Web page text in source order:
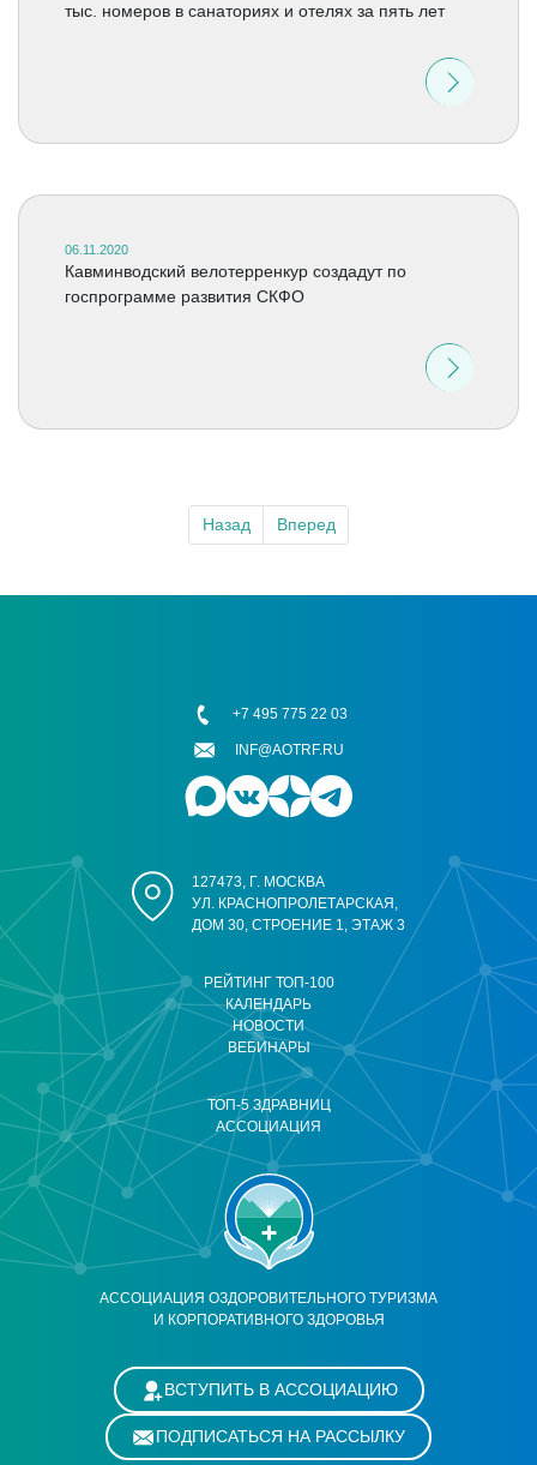
тыс. номеров в санаториях и отелях за пять лет
06.11.2020
Кавминводский велотерренкур создадут по
госпрограмме развития СКФО
Назад Вперед
АССОЦИАЦИЯ ОЗДОРОВИТЕЛЬНОГО ТУРИЗМА
И КОРПОРАТИВНОГО ЗДОРОВЬЯ
РЕЙТИНГ ТОП-100
КАЛЕНДАРЬ
НОВОСТИ
ВЕБИНАРЫ
ТОП-5 ЗДРАВНИЦ
АССОЦИАЦИЯ
127473, Г. МОСКВА
УЛ. КРАСНОПРОЛЕТАРСКАЯ,
ДОМ 30, СТРОЕНИЕ 1, ЭТАЖ 3
+7 495 775 22 03
INF@AOTRF.RU
ВСТУПИТЬ В АССОЦИАЦИЮ
ПОДПИСАТЬСЯ НА РАССЫЛКУ